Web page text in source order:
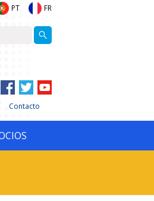
PT FR
Contacto